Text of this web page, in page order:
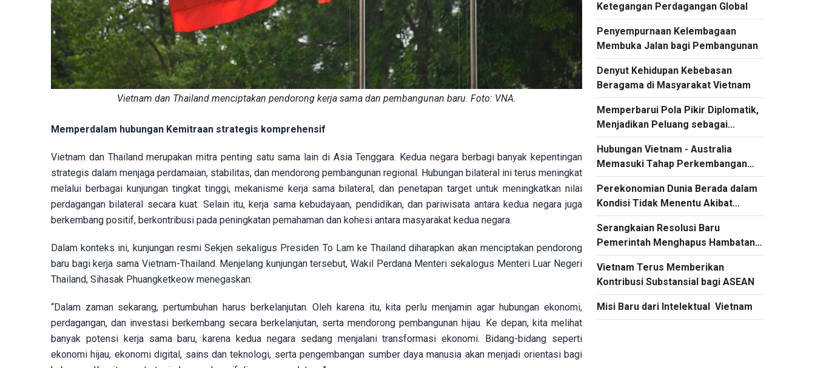
Vietnam dan Thailand menciptakan pendorong kerja sama dan pembangunan baru. Foto: VNA.
Memperdalam hubungan Kemitraan strategis komprehensif
Vietnam dan Thailand merupakan mitra penting satu sama lain di Asia Tenggara. Kedua negara berbagi banyak kepentingan
strategis dalam menjaga perdamaian, stabilitas, dan mendorong pembangunan regional. Hubungan bilateral ini terus meningkat
melalui berbagai kunjungan tingkat tinggi, mekanisme kerja sama bilateral, dan penetapan target untuk meningkatkan nilai
perdagangan bilateral secara kuat. Selain itu, kerja sama kebudayaan, pendidikan, dan pariwisata antara kedua negara juga
berkembang positif, berkontribusi pada peningkatan pemahaman dan kohesi antara masyarakat kedua negara.
Dalam konteks ini, kunjungan resmi Sekjen sekaligus Presiden To Lam ke Thailand diharapkan akan menciptakan pendorong
baru bagi kerja sama Vietnam-Thailand. Menjelang kunjungan tersebut, Wakil Perdana Menteri sekalogus Menteri Luar Negeri
Thailand, Sihasak Phuangketkeow menegaskan:
“Dalam zaman sekarang, pertumbuhan harus berkelanjutan. Oleh karena itu, kita perlu menjamin agar hubungan ekonomi,
perdagangan, dan investasi berkembang secara berkelanjutan, serta mendorong pembangunan hijau. Ke depan, kita melihat
banyak potensi kerja sama baru, karena kedua negara sedang menjalani transformasi ekonomi. Bidang-bidang seperti
ekonomi hijau, ekonomi digital, sains dan teknologi, serta pengembangan sumber daya manusia akan menjadi orientasi bagi
Ketegangan Perdagangan Global
Penyempurnaan Kelembagaan
Membuka Jalan bagi Pembangunan
Denyut Kehidupan Kebebasan
Beragama di Masyarakat Vietnam
Memperbarui Pola Pikir Diplomatik,
Menjadikan Peluang sebagai
Sumber Daya Pembangunan
Hubungan Vietnam - Australia
Memasuki Tahap Perkembangan
Baru
Perekonomian Dunia Berada dalam
Kondisi Tidak Menentu Akibat
Konflik Berkepanjangan di Timur
Tengah
Serangkaian Resolusi Baru
Pemerintah Menghapus Hambatan
Kelembagaan
Vietnam Terus Memberikan
Kontribusi Substansial bagi ASEAN
Misi Baru dari Intelektual Vietnam